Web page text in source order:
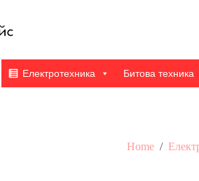
Електротехника Битова техника
Home /